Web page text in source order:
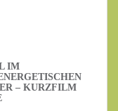
H
Q
– KURZFILM U